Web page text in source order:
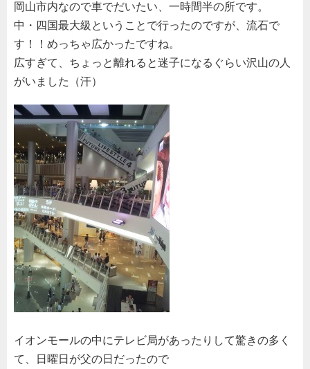
岡山市内なので車でだいたい、一時間半の所です。
中・四国最大級ということで行ったのですが、流石で
す！！めっちゃ広かったですね。
広すぎて、ちょっと離れると迷子になるぐらい沢山の人
がいました（汗）
イオンモールの中にテレビ局があったりして驚きの多く
て、日曜日が父の日だったので